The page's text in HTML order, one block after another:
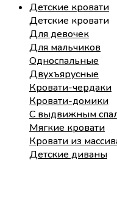
Детские кровати
Детские кровати
Для девочек
Для мальчиков
Односпальные
Двухъярусные
Кровати-чердаки
Кровати-домики
С выдвижным
Мягкие кровати
Кровати из
Детские диваны